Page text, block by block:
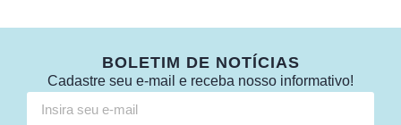
BOLETIM DE NOTÍCIAS
Cadastre seu e-mail e receba nosso informativo!